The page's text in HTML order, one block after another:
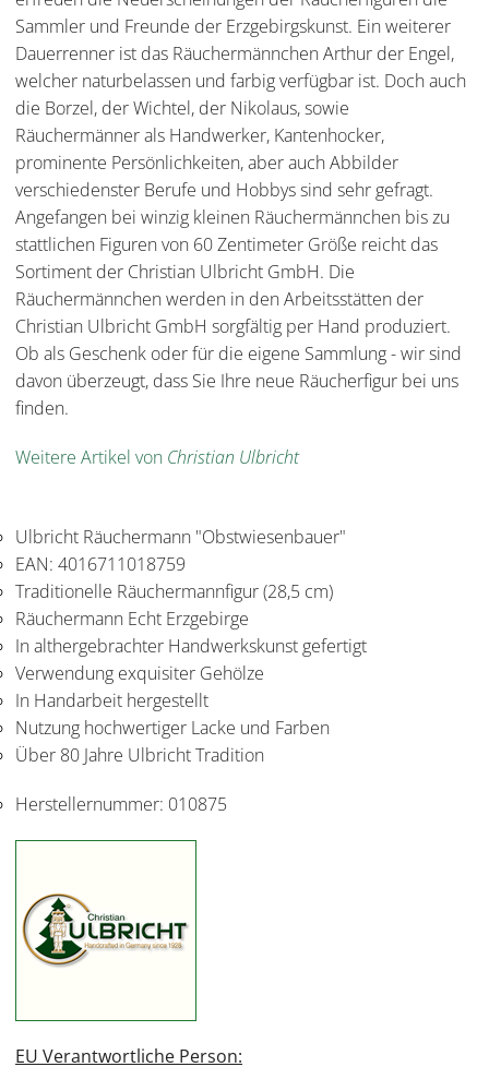
Sammler und Freunde der Erzgebirgskunst. Ein weiterer
Dauerrenner ist das Räuchermännchen Arthur der Engel,
welcher naturbelassen und farbig verfügbar ist. Doch auch
die Borzel, der Wichtel, der Nikolaus, sowie
Räuchermänner als Handwerker, Kantenhocker,
prominente Persönlichkeiten, aber auch Abbilder
verschiedenster Berufe und Hobbys sind sehr gefragt.
Angefangen bei winzig kleinen Räuchermännchen bis zu
stattlichen Figuren von 60 Zentimeter Größe reicht das
Sortiment der Christian Ulbricht GmbH. Die
Räuchermännchen werden in den Arbeitsstätten der
Christian Ulbricht GmbH sorgfältig per Hand produziert.
Ob als Geschenk oder für die eigene Sammlung - wir sind
davon überzeugt, dass Sie Ihre neue Räucherfigur bei uns
finden.
Weitere Artikel von Christian Ulbricht
Ulbricht Räuchermann "Obstwiesenbauer"
EAN: 4016711018759
Traditionelle Räuchermannfigur (28,5 cm)
Räuchermann Echt Erzgebirge
In althergebrachter Handwerkskunst gefertigt
Verwendung exquisiter Gehölze
In Handarbeit hergestellt
Nutzung hochwertiger Lacke und Farben
Über 80 Jahre Ulbricht Tradition
Herstellernummer: 010875
EU Verantwortliche Person: